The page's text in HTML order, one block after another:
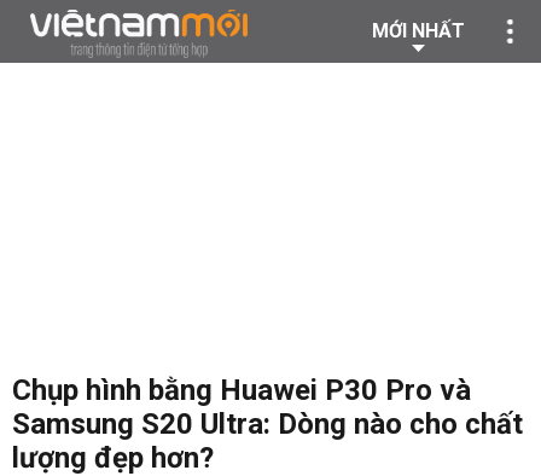
MỚI NHẤT
Chụp hình bằng Huawei P30 Pro và
Samsung S20 Ultra: Dòng nào cho chất
lượng đẹp hơn?